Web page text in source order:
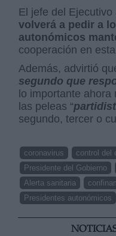
El jefe del
volverá a pedir a
autonómicos
cooperación en
Además, advirtió
segundo que
lo importante ahora
las peleas “
segundo, tercer o
coronavirus control del
Presidente del Gobierno
Alerta sanitaria
Presidentes autonómicos